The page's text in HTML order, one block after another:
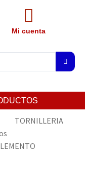
Mi cuenta
TORNILLERIA